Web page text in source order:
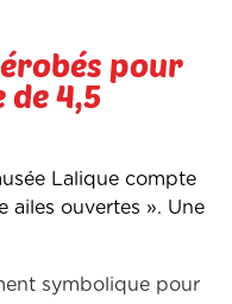
pour
de 4,5
Lalique compte
ailes ouvertes ». Une
symbolique pour